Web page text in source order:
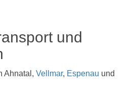
und
Ahnatal, Vellmar, Espenau und